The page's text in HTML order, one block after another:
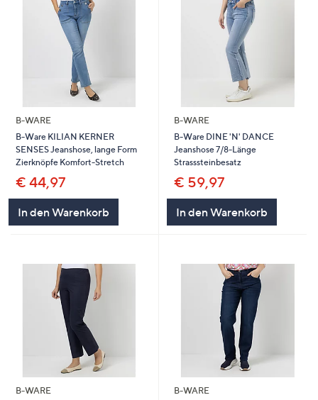
B-WARE
B-Ware KILIAN KERNER
SENSES Jeanshose, lange Form
Zierknöpfe Komfort-Stretch
€ 44,97
In den Warenkorb
B-WARE
B-Ware DINE 'N' DANCE
Jeanshose 7/8-Länge
Strasssteinbesatz
€ 59,97
In den Warenkorb
B-WARE
B-WARE